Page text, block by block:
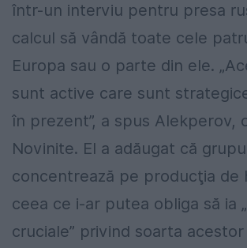
într-un interviu pentru presa
calcul să vândă toate cele
Europa sau o parte din ele.
sunt active care sunt
în prezent”, a spus Alekperov,
Novinite. El a adăugat că
concentrează pe producţia de
ceea ce i-ar putea obliga să ia
cruciale” privind soarta